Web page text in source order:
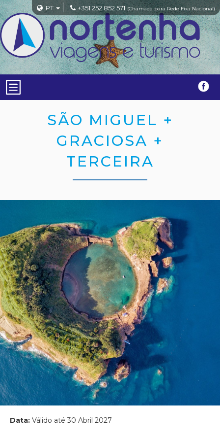
PT +351 252 852 571 (Chamada para Rede Fixa Nacional)
SÃO MIGUEL +
GRACIOSA +
TERCEIRA
Data: Válido até 30 Abril 2027